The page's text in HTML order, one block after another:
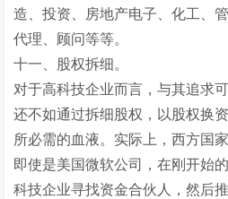
造、投资、房地产电子、化工、
代理、顾问等等。
十一、股权拆细。
对于高科技企业而言，与其追求
还不如通过拆细股权，以股权换
所必需的血液。实际上，西方国
即使是美国微软公司，在刚开始
科技企业寻找资金合伙人，然后